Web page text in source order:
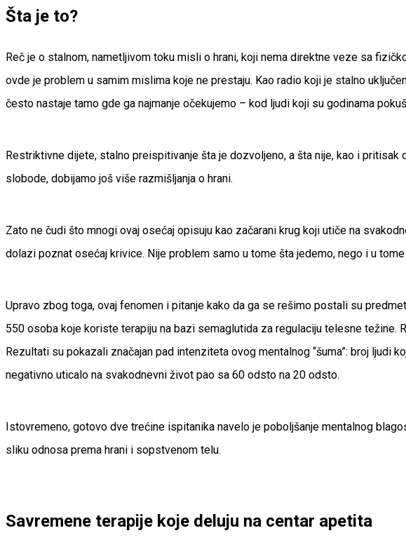
Šta je to?
Reč je o stalnom, nametljivom toku misli o hrani, koji nema direktne veze sa
ovde je problem u samim mislima koje ne prestaju. Kao radio koji je stalno
često nastaje tamo gde ga najmanje očekujemo – kod ljudi koji su godinama
Restriktivne dijete, stalno preispitivanje šta je dozvoljeno, a šta nije, kao i
slobode, dobijamo još više razmišljanja o hrani.
Zato ne čudi što mnogi ovaj osećaj opisuju kao začarani krug koji utiče na
dolazi poznat osećaj krivice. Nije problem samo u tome šta jedemo, nego i u
Upravo zbog toga, ovaj fenomen i pitanje kako da ga se rešimo postali su
550 osoba koje koriste terapiju na bazi semaglutida za regulaciju telesne
Rezultati su pokazali značajan pad intenziteta ovog mentalnog “šuma”: broj
negativno uticalo na svakodnevni život pao sa 60 odsto na 20 odsto.
Istovremeno, gotovo dve trećine ispitanika navelo je poboljšanje mentalnog
sliku odnosa prema hrani i sopstvenom telu.
Savremene terapije koje deluju na centar apetita